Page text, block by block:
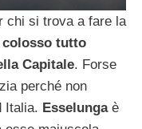
chi si trova a fare la
tutto
Capitale. Forse
perché non
Italia. Esselungaè